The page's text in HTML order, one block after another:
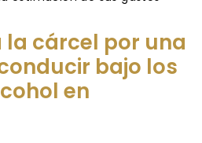
la cárcel por una
bajo los
en